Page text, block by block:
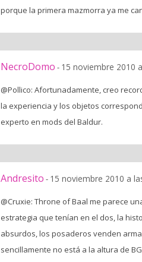
porque la primera mazmorra ya me
NecroDomo - 15 noviembre 2010
@Pollico: Afortunadamente, creo
la experiencia y los objetos
experto en mods del Baldur.
Andresito - 15 noviembre 2010 a
@Cruxie: Throne of Baal me parece
estrategia que tenían en el dos, la
absurdos, los posaderos venden
sencillamente no está a la altura de